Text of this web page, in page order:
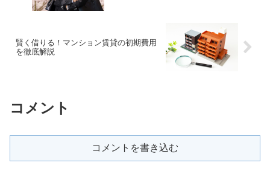
賢く借りる！マンション賃貸の初期費用
を徹底解説
コメント
コメントを書き込む